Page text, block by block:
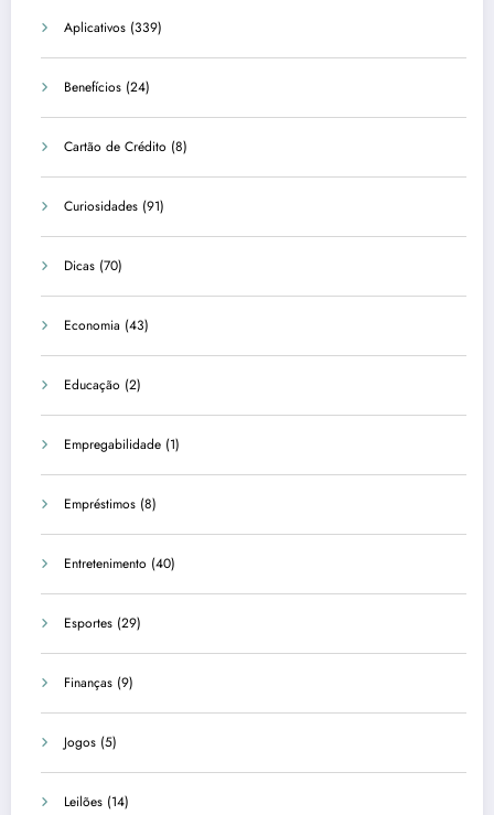
Aplicativos (339)
Benefícios (24)
Cartão de Crédito (8)
Curiosidades (91)
Dicas (70)
Economia (43)
Educação (2)
Empregabilidade (1)
Empréstimos (8)
Entretenimento (40)
Esportes (29)
Finanças (9)
Jogos (5)
Leilões (14)